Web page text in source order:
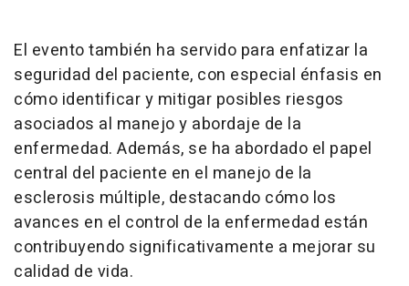
El evento también ha servido para enfatizar la
seguridad del paciente, con especial énfasis en
cómo identificar y mitigar posibles riesgos
asociados al manejo y abordaje de la
enfermedad. Además, se ha abordado el papel
central del paciente en el manejo de la
esclerosis múltiple, destacando cómo los
avances en el control de la enfermedad están
contribuyendo significativamente a mejorar su
calidad de vida.